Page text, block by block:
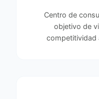
Centro de
objetivo de
competitividad